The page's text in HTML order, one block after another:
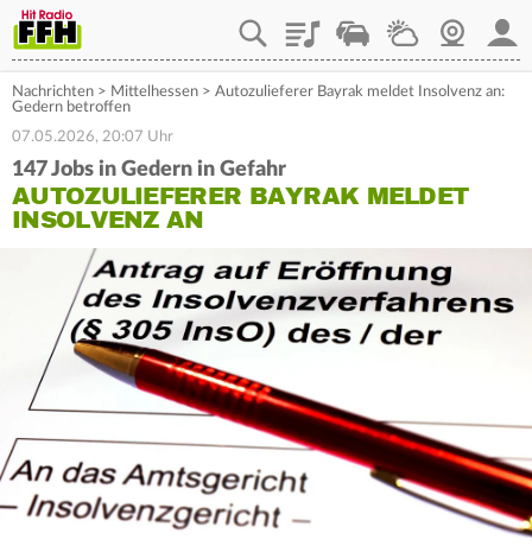
PlaylistStaupilotWetterWebcam
Nachrichten > Mittelhessen > Autozulieferer Bayrak meldet Insolvenz an:
Gedern betroffen
07.05.2026, 20:07 Uhr
147 Jobs in Gedern in Gefahr
AUTOZULIEFERER BAYRAK MELDET
INSOLVENZ AN